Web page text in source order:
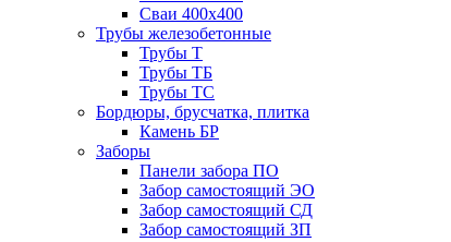
Сваи 400х400
Трубы железобетонные
Трубы Т
Трубы ТБ
Трубы ТС
Бордюры, брусчатка, плитка
Камень БР
Заборы
Панели забора ПО
Забор самостоящий ЭО
Забор самостоящий СД
Забор самостоящий ЗП